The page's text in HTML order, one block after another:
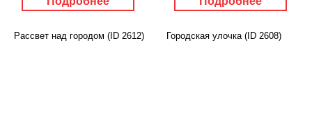
Рассвет над городом (ID 2612) Городская улочка (ID 2608)